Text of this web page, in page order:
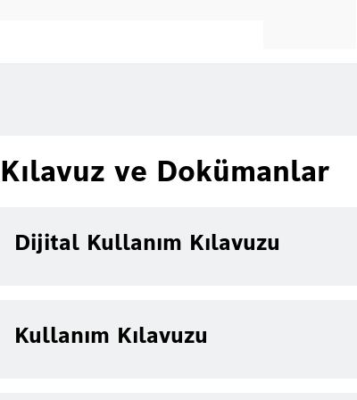
Kılavuz ve Dokümanlar
Dijital Kullanım Kılavuzu
Kullanım Kılavuzu